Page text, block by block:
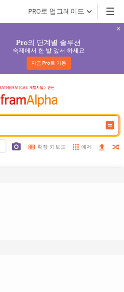
PRO로 업그레이드
Pro의 단계별 솔루션
숙제에서 한 발 앞서 하세요
지금 Pro로 이동
확장 키보드 예제